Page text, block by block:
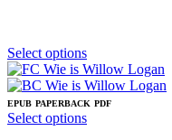
Select optionsThis
product
has
multiple
variants.
EPUB PAPERBACK PDF
Select optionsThis